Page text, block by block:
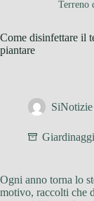
Terreno
Come disinfettare il
piantare
SiNotizie
Ogni anno torna lo
motivo, raccolti che